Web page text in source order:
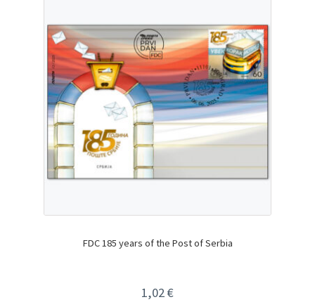
FDC 185 years of the Post of Serbia
1,02€